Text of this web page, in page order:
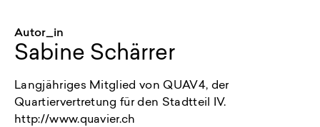
Autor_in
Sabine Schärrer
Langjähriges Mitglied von QUAV4, der
Quartiervertretung für den Stadtteil IV.
http://www.quavier.ch